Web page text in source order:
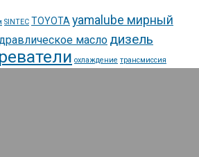
SINTEC TOYOTAyamalube мирный
масло дизель
охлаждение трансмиссия